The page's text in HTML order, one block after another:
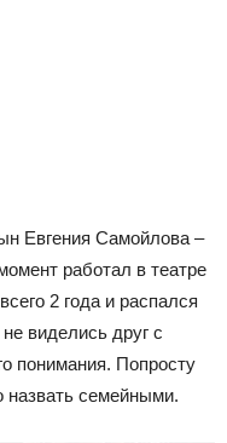
Евгения Самойлова –
работал в театре
2 года и распался
виделись друг с
понимания. Попросту
назвать семейными.